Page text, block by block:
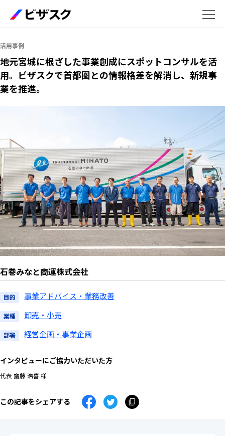
サービス
エキスパート
セミナー
お役立ち資料
5分でわかるビザスク
お問い合わせ
エキスパート（日本版）
クライアントポータル
活用事例
地元宮城に根ざした事業創成にスポットコンサルを活
用。ビザスクで首都圏との情報格差を解消し、新規事
業を推進。
石巻みなと商運株式会社
目的 事業アドバイス・業務改善
業種 卸売・小売
部署 経営企画・事業企画
インタビューにご協力いただいた方
代表 齋藤 浩喜 様
この記事をシェアする